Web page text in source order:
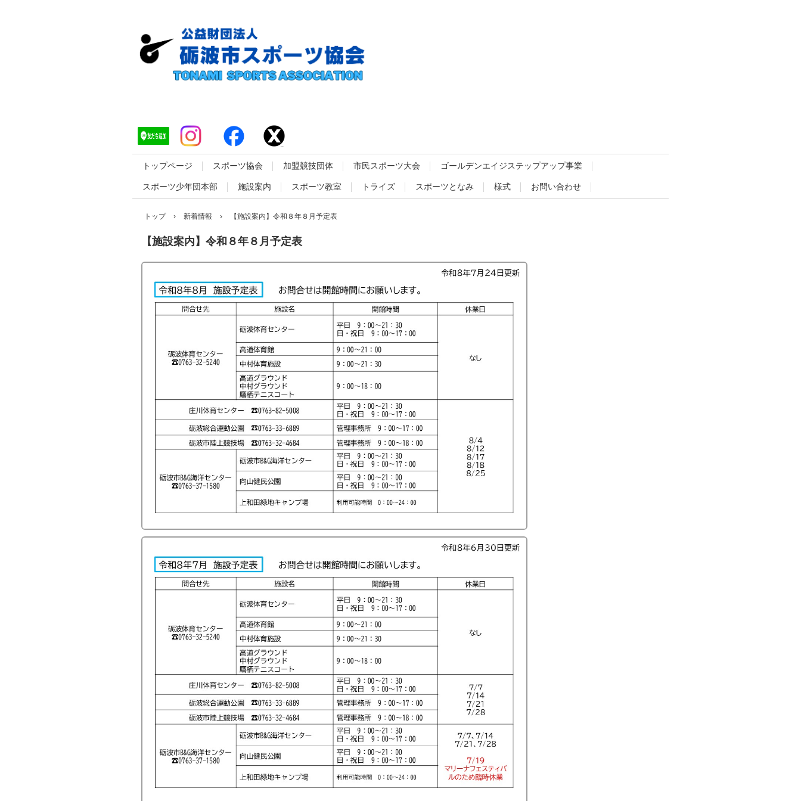
トップページ スポーツ協会 加盟競技団体 市民スポーツ大会 ゴールデンエイジステップアップ事業
スポーツ少年団本部 施設案内 スポーツ教室 トライズ スポーツとなみ 様式 お問い合わせ
トップ › 新着情報 › 【施設案内】令和８年８月予定表
【施設案内】令和８年８月予定表